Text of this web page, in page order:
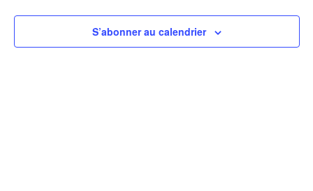
2024 de
vues
S’abonner au calendrier